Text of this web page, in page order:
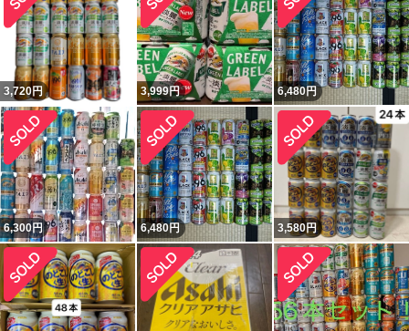
3,720円 3,999円 6,480円
6,300円 6,480円 3,580円